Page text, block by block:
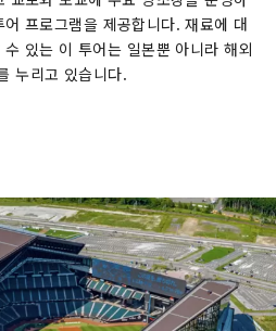
프로그램을 제공합니다. 재료에 대
있는 이 투어는 일본뿐 아니라 해외
누리고 있습니다.